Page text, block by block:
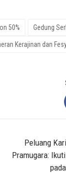
50% Gedung
Kerajinan dan
Peluang
Pramugara: